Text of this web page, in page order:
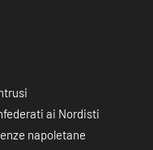
ai Nordisti
napoletane